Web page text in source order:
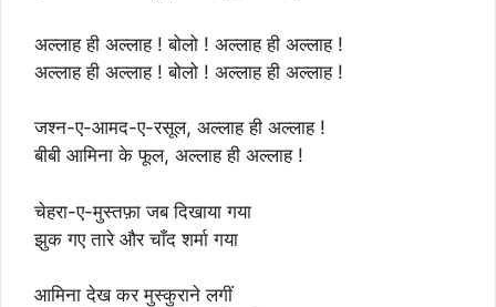
अल्लाह ही अल्लाह ! बोलो ! अल्लाह ही अल्लाह !
अल्लाह ही अल्लाह ! बोलो ! अल्लाह ही अल्लाह !
जश्न-ए-आमद-ए-रसूल, अल्लाह ही अल्लाह !
बीबी आमिना के फूल, अल्लाह ही अल्लाह !
चेहरा-ए-मुस्तफ़ा जब दिखाया गया
झुक गए तारे और चाँद शर्मा गया
आमिना देख कर मुस्कुराने लगीं